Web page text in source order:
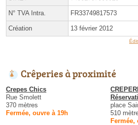
N° TVA Intra. FR33749817573
Création 13 février 2012
Crêperies à proximité
Crepes Chics
Rue Smolett
370 mètres
Fermée, ouvre à 19h
place
510
Fermée,